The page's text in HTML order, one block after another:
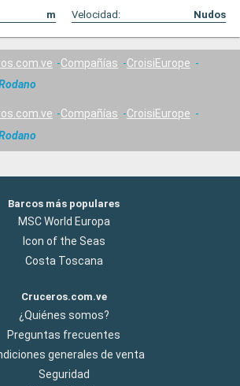
m Velocidad: Nudos
Compañías
CroisiEurope
Compañías
CroisiEurope
Barcos más populares
MSC World Europa
Icon of the Seas
Costa Toscana
Cruceros.com.ve
¿Quiénes somos?
Preguntas frecuentes
generales de venta
Seguridad